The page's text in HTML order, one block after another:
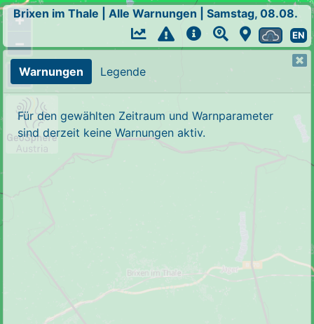
+
−
Brixen im Thale Alle Warnungen Samstag, 08.08.
EN
Warnungen Legende
Für den gewählten Zeitraum und Warnparameter
sind derzeit keine Warnungen aktiv.